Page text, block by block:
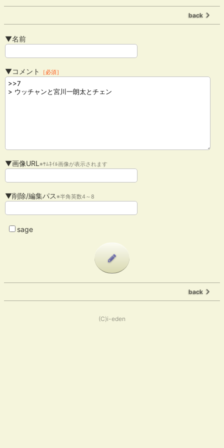
back
▼名前
▼コメント ［必須］
▼画像URL ※ｻﾑﾈｲﾙ画像が表示されます
▼削除/編集パス※半角英数4～8
sage
back
(C)i-eden